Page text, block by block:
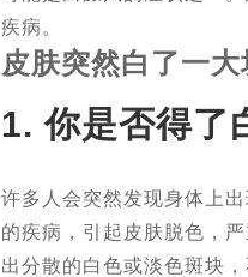
疾病。
皮肤突然白了一大
1. 你是否得了
许多人会突然发现身体上
的疾病，引起皮肤脱色，
出分散的白色或淡色斑块